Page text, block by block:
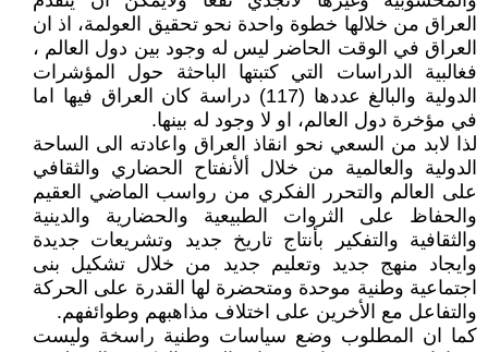
العراق من خلالها خطوة واحدة نحو تحقيق العولمة، اذ ان
العراق في الوقت الحاضر ليس له وجود بين دول العالم ،
فغالبية الدراسات التي كتبتها الباحثة حول المؤشرات
الدولية والبالغ عددها (117) دراسة كان العراق فيها اما
في مؤخرة دول العالم، او لا وجود له بينها.
لذا لابد من السعي نحو انقاذ العراق واعادته الى الساحة
الدولية والعالمية من خلال ألأنفتاح الحضاري والثقافي
على العالم والتحرر الفكري من رواسب الماضي العقيم
والحفاظ على الثروات الطبيعية والحضارية والدينية
والثقافية والتفكير بأنتاج تاريخ جديد وتشريعات جديدة
وايجاد منهج جديد وتعليم جديد من خلال تشكيل بنى
اجتماعية وطنية موحدة ومتحضرة لها القدرة على الحركة
والتفاعل مع الأخرين على اختلاف مذاهبهم وطوائفهم.
كما ان المطلوب وضع سياسات وطنية راسخة وليست